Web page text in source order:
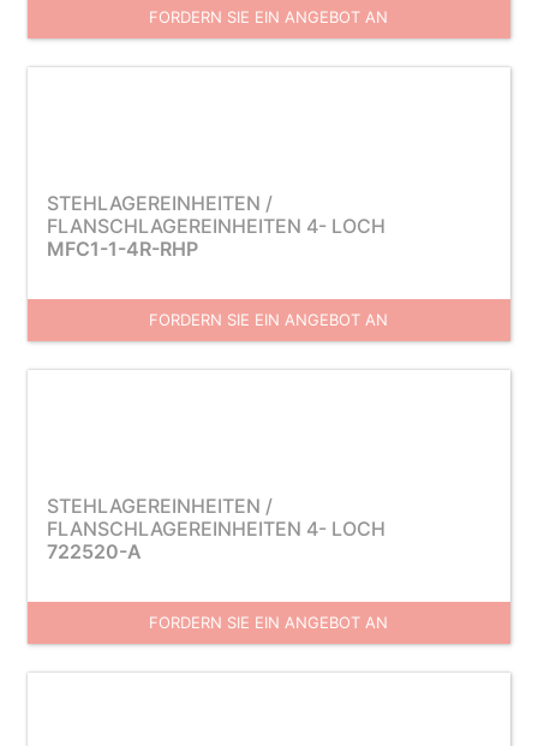
FORDERN SIE EIN ANGEBOT AN
STEHLAGEREINHEITEN /
FLANSCHLAGEREINHEITEN 4- LOCH
MFC1-1-4R-RHP
FORDERN SIE EIN ANGEBOT AN
STEHLAGEREINHEITEN /
FLANSCHLAGEREINHEITEN 4- LOCH
722520-A
FORDERN SIE EIN ANGEBOT AN